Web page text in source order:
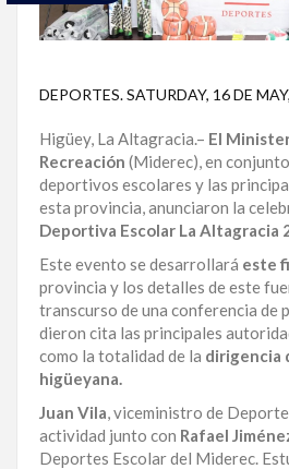
TRABAJOS
DE
DISTRITO
NACIONAL
SANTO
SANTIAGO
JUAN
LA
ALTAGRACIA
DEPORTES.SATURDAY, 16 DE
Higüey, La Altagracia.– El
Recreación (Miderec), en
deportivos escolares y las
esta provincia, anunciaron la
Deportiva Escolar La Altagracia
Este evento se desarrollará este
provincia y los detalles de este
transcurso de una conferencia de
dieron cita las principales
como la totalidad de la dirigencia
higüeyana.
Juan Vila, viceministro de
actividad junto con Rafael
Deportes Escolar del Miderec.